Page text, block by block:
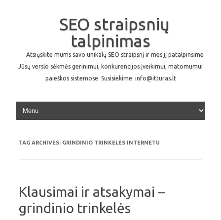
SEO straipsnių
talpinimas
Atsiųskite mums savo unikalų SEO straipsnį ir mes jį patalpinsime
Jūsų verslo sėkmės gerinimui, konkurencijos įveikimui, matomumui
paieškos sistemose. Susisiekime: info@itturas.lt
Skip to content
TAG ARCHIVES: GRINDINIO TRINKELĖS INTERNETU
Klausimai ir atsakymai –
grindinio trinkelės